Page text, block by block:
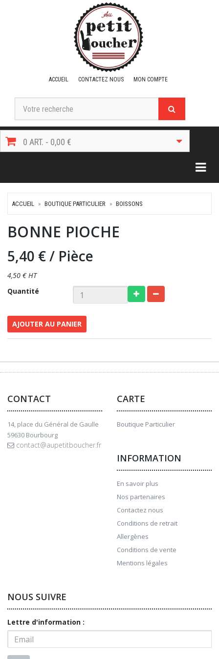
ACCUEIL CONTACTEZ NOUS MON COMPTE
0 ART. - 0,00 €
ACCUEIL BOUTIQUE PARTICULIER BOISSONS
BONNE PIOCHE
5,40 €/ Pièce
4,50 € HT
Quantité
AJOUTER AU PANIER
CONTACT
14, place du Général de Gaulle
59630 Bourbourg
contact@aupetitboucher.fr
CARTE
Boutique Particulier
INFORMATION
En savoir plus
Nos partenaires
Contactez nous
Conditions de retrait
Allergènes
Conditions de vente
Mentions légales
NOUS SUIVRE
Lettre d'information :